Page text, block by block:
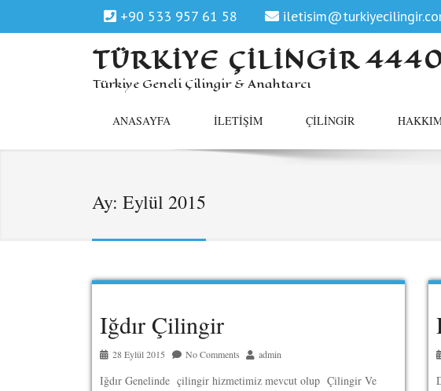
+90 533 957 61 58
TÜRKIYE ÇILINGIR
Türkiye Geneli Çilingir & Anahtarcı
ANASAYFA İLETIŞIM ÇILINGIR
Ay: Eylül 2015
Iğdır Çilingir
28 Eylül 2015 No Comments admin
Iğdır Genelinde çilingir hizmetimiz mevcut olup Çilingir Ve